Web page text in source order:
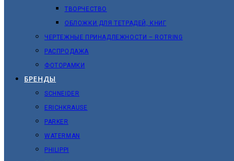
ТВОРЧЕСТВО
ОБЛОЖКИ ДЛЯ ТЕТРАДЕЙ, КНИГ
ЧЕРТЕЖНЫЕ ПРИНАДЛЕЖНОСТИ – ROTRING
РАСПРОДАЖА
ФОТОРАМКИ
БРЕНДЫ
SCHNEIDER
ERICHKRAUSE
PARKER
WATERMAN
PHILIPPI